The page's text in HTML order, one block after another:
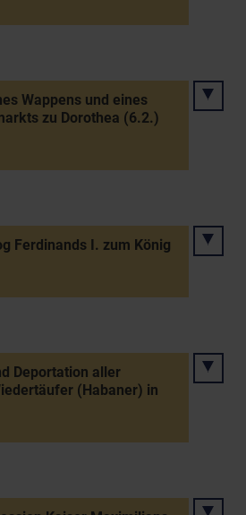
Wappens und eines
zu Dorothea (6.2.)
Ferdinands I. zum König
Deportation aller
(Habaner) in